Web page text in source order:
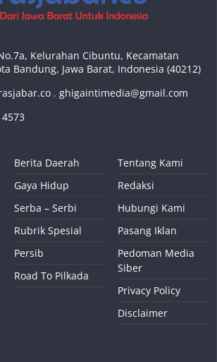
Kelurahan Cibuntu, Kecamatan
Bandung, Jawa Barat, Indonesia (40212)
,ghigaintimedia@gmail.com
Berita Daerah
Gaya Hidup
Serba – Serbi
Rubrik Spesial
Persib
Road To Pilkada
Tentang Kami
Redaksi
Hubungi Kami
Pasang Iklan
Pedoman Media
Siber
Privacy Policy
Disclaimer